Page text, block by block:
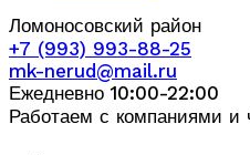
Ломоносовский район
+7 (993) 993-88-25
mk-nerud@mail.ru
Ежедневно 10:00-22:00
Работаем с компаниями